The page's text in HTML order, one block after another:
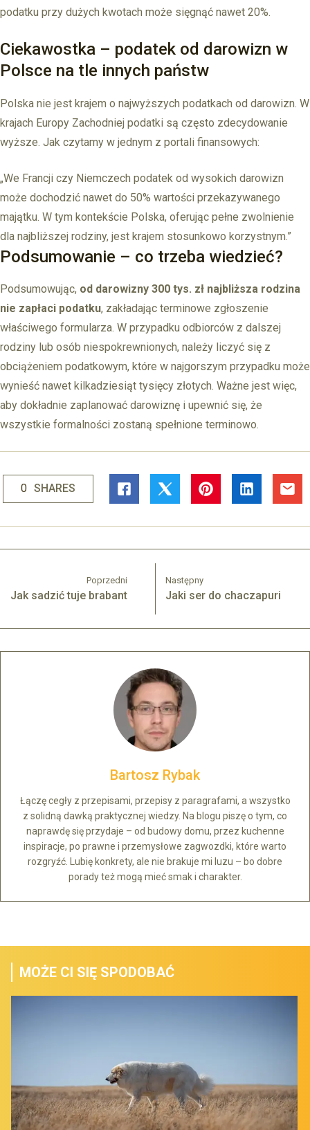
podatku przy dużych kwotach może sięgnąć nawet 20%.
Ciekawostka – podatek od darowizn w
Polsce na tle innych państw
Polska nie jest krajem o najwyższych podatkach od darowizn. W
krajach Europy Zachodniej podatki są często zdecydowanie
wyższe. Jak czytamy w jednym z portali finansowych:
„We Francji czy Niemczech podatek od wysokich darowizn
może dochodzić nawet do 50% wartości przekazywanego
majątku. W tym kontekście Polska, oferując pełne zwolnienie
dla najbliższej rodziny, jest krajem stosunkowo korzystnym.”
Podsumowanie – co trzeba wiedzieć?
Podsumowując, od darowizny 300 tys. zł najbliższa rodzina
nie zapłaci podatku, zakładając terminowe zgłoszenie
właściwego formularza. W przypadku odbiorców z dalszej
rodziny lub osób niespokrewnionych, należy liczyć się z
obciążeniem podatkowym, które w najgorszym przypadku może
wynieść nawet kilkadziesiąt tysięcy złotych. Ważne jest więc,
aby dokładnie zaplanować darowiznę i upewnić się, że
wszystkie formalności zostaną spełnione terminowo.
0 SHARES
Poprzedni
Jak sadzić tuje brabant
Następny
Jaki ser do chaczapuri
Bartosz Rybak
Łączę cegły z przepisami, przepisy z paragrafami, a wszystko
z solidną dawką praktycznej wiedzy. Na blogu piszę o tym, co
naprawdę się przydaje – od budowy domu, przez kuchenne
inspiracje, po prawne i przemysłowe zagwozdki, które warto
rozgryźć. Lubię konkrety, ale nie brakuje mi luzu – bo dobre
porady też mogą mieć smak i charakter.
MOŻE CI SIĘ SPODOBAĆ